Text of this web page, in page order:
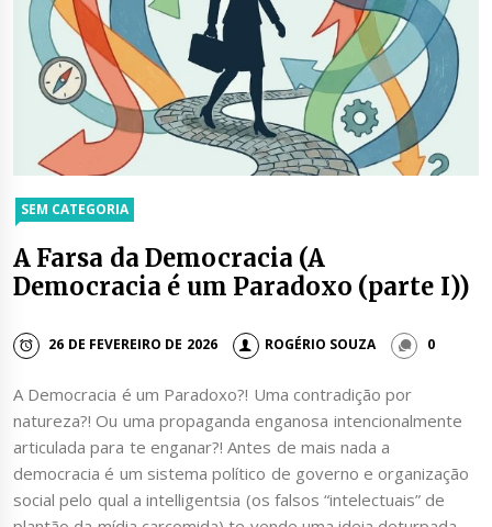
SEM CATEGORIA
A Farsa da Democracia (A
Democracia é um Paradoxo (parte I))
26 DE FEVEREIRO DE 2026 ROGÉRIO SOUZA 0
A Democracia é um Paradoxo?! Uma contradição por
natureza?! Ou uma propaganda enganosa intencionalmente
articulada para te enganar?! Antes de mais nada a
democracia é um sistema político de governo e organização
social pelo qual a intelligentsia (os falsos “intelectuais” de